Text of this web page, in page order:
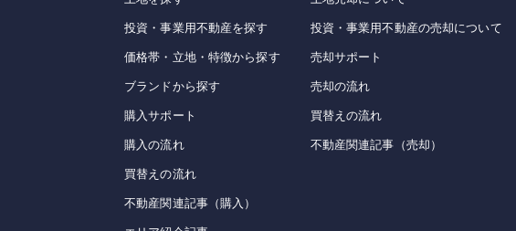
投資・事業用不動産を探す
価格帯・立地・特徴から探す
ブランドから探す
購入サポート
購入の流れ
買替えの流れ
不動産関連記事（購入）
投資・事業用不動産の売却について
売却サポート
売却の流れ
買替えの流れ
不動産関連記事（売却）